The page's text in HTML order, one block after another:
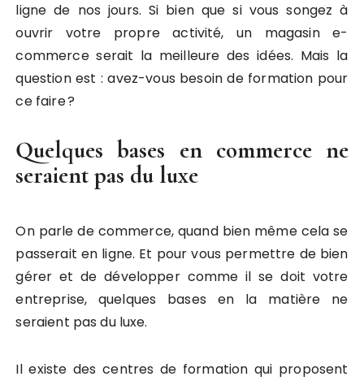
ligne de nos jours. Si bien que si vous songez à
ouvrir votre propre activité, un magasin e-
commerce serait la meilleure des idées. Mais la
question est : avez-vous besoin de formation pour
ce faire ?
Quelques bases en commerce ne
seraient pas du luxe
On parle de commerce, quand bien même cela se
passerait en ligne. Et pour vous permettre de bien
gérer et de développer comme il se doit votre
entreprise, quelques bases en la matière ne
seraient pas du luxe.
Il existe des centres de formation qui proposent